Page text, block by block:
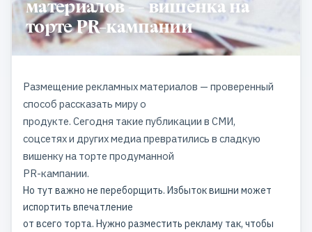
материалов — вишенка на
торте PR-кампании
Размещение рекламных материалов — проверенный
способ рассказать миру о
продукте. Сегодня такие публикации в СМИ,
соцсетях и других медиа превратились в сладкую
вишенку на торте продуманной
PR-кампании.
Но тут важно не переборщить. Избыток вишни может
испортить впечатление
от всего торта. Нужно разместить рекламу так, чтобы